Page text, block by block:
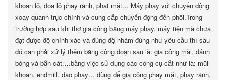
khoan lỗ, doa lỗ phay rãnh, phat mặt… Máy phay với chuyển động
xoay quanh trục chính và cung cấp chuyển động đến phôi.Trong
trường hợp sau khi thợ gia công bằng máy phay, máy tiện mà chưa
đạt được độ chính xác và đúng độ nhám đúng như yêu cầu thì sau
đó cần phải xứ lý thêm bằng công đoạn sau là: gia công mài, đánh
bóng và bắn cát,…bằng việc sử dụng các công cụ cắt như là: mũi
khoan, endmill, dao phay… dùng để gia công phay mặt, phay rãnh,